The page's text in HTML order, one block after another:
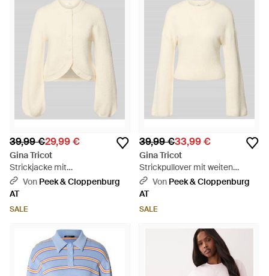
39,99 €29,99 €
Gina Tricot
Strickjacke mit
Rundhalsausschnitt Modell
'Ally' - Natur
Von Peek & Cloppenburg
AT
SALE
39,99 €33,99 €
Gina Tricot
Strickpullover mit weiten
Ärmeln Modell 'Stella' - Natur
Von Peek & Cloppenburg
AT
SALE